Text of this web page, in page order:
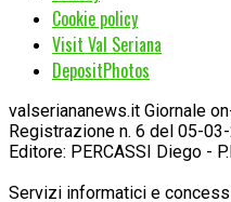
Cookie policy
Visit Val Seriana
DepositPhotos
valseriananews.it Giornale
Registrazione n. 6 del 05-
Editore: PERCASSI Diego -
Servizi informatici e